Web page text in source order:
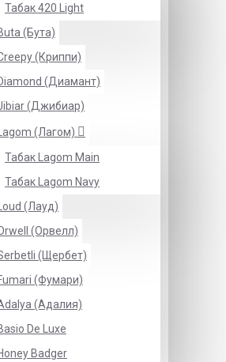
Табак 420 Light
(Бута)
(Криппи)
(Диамант)
(Джибиар)
(Лагом)
Табак Lagom Main
Табак Lagom Navy
(Лауд)
(Орвелл)
(Щербет)
(Фумари)
(Адалия)
De Luxe
Badger